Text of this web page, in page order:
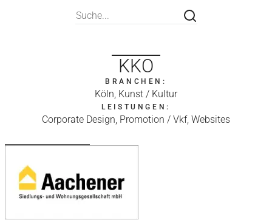
KKO
BRANCHEN:
Köln, Kunst / Kultur
LEISTUNGEN:
Corporate Design, Promotion / Vkf, Websites